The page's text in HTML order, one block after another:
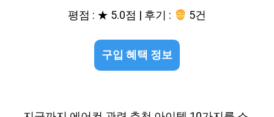
평점 : ★ 5.0점 | 후기 :
5건
구입 혜택 정보